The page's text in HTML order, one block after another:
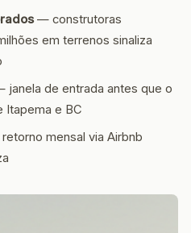
— construtoras
em terrenos sinaliza
janela de entrada antes que o
Itapema e BC
mensal via Airbnb